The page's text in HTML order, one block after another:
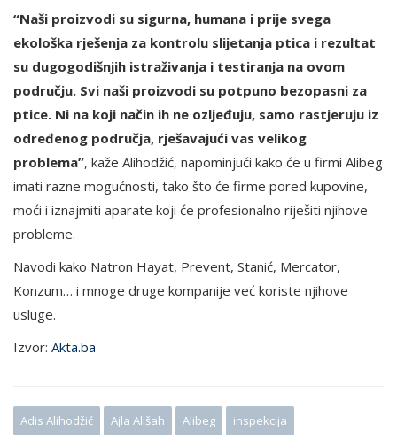
“Naši proizvodi su sigurna, humana i prije svega
ekološka rješenja za kontrolu slijetanja ptica i rezultat
su dugogodišnjih istraživanja i testiranja na ovom
području. Svi naši proizvodi su potpuno bezopasni za
ptice. Ni na koji način ih ne ozljeđuju, samo rastjeruju iz
određenog područja, rješavajući vas velikog
problema”, kaže Alihodžić, napominjući kako će u firmi Alibeg
imati razne mogućnosti, tako što će firme pored kupovine,
moći i iznajmiti aparate koji će profesionalno riješiti njihove
probleme.
Navodi kako Natron Hayat, Prevent, Stanić, Mercator,
Konzum… i mnoge druge kompanije već koriste njihove
usluge.
Izvor: Akta.ba
Adis Alihodžić Ajla Ališah Alibeg inspekcija